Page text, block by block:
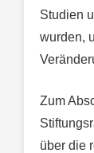
Studien
wurden,
Zum
über die